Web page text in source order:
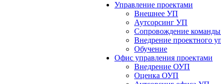
Управление проектами
Внешнее УП
Аутсорсинг УП
Сопровождение команды
Внедрение проектного
Обучение
Офис управления проектами
Bнедрение ОУП
Оценка ОУП